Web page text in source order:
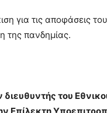
για τις αποφάσεις
της πανδημίας.
του